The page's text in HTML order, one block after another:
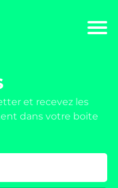
et recevez les
dans votre boite